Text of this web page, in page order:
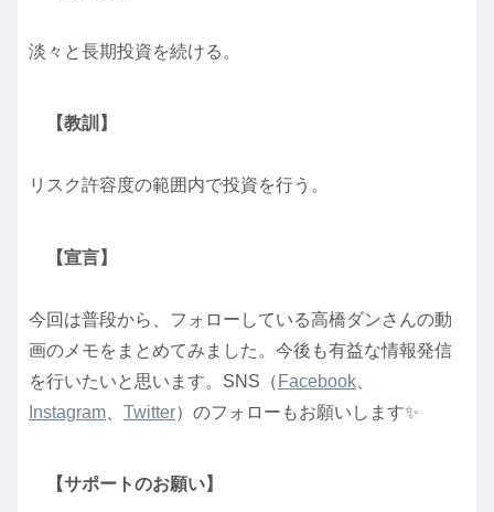
淡々と長期投資を続ける。
【教訓】
リスク許容度の範囲内で投資を行う。
【宣言】
今回は普段から、フォローしている高橋ダンさんの動
画のメモをまとめてみました。今後も有益な情報発信
を行いたいと思います。SNS（ Facebook
Instagram
Twitter）のフォローもお願いします✨
【サポートのお願い】